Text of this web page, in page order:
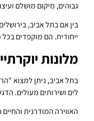
גבוהים, מיקום מושלם
בין אם בתל אביב,
ייחודית. הם מוקפדים
מלונות
בתל אביב, ניתן למצוא
לים ושירותים מעולים.
האווירה המודרנית